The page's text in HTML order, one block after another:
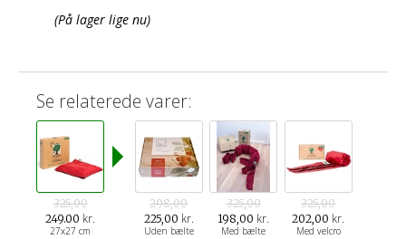
(På lager lige nu)
Se relaterede varer:
325,00
249.00 kr.
27x27 cm
298,00
225,00 kr.
Uden bælte
325,00
198,00 kr.
Med bælte
325,00
202,00 kr.
Med velcro